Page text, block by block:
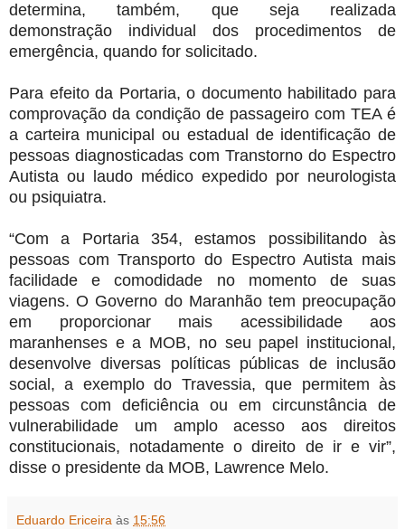
determina, também, que seja realizada
demonstração individual dos procedimentos de
emergência, quando for solicitado.
Para efeito da Portaria, o documento habilitado para
comprovação da condição de passageiro com TEA é
a carteira municipal ou estadual de identificação de
pessoas diagnosticadas com Transtorno do Espectro
Autista ou laudo médico expedido por neurologista
ou psiquiatra.
“Com a Portaria 354, estamos possibilitando às
pessoas com Transporto do Espectro Autista mais
facilidade e comodidade no momento de suas
viagens. O Governo do Maranhão tem preocupação
em proporcionar mais acessibilidade aos
maranhenses e a MOB, no seu papel institucional,
desenvolve diversas políticas públicas de inclusão
social, a exemplo do Travessia, que permitem às
pessoas com deficiência ou em circunstância de
vulnerabilidade um amplo acesso aos direitos
constitucionais, notadamente o direito de ir e vir”,
disse o presidente da MOB, Lawrence Melo.
Eduardo Ericeira às 15:56